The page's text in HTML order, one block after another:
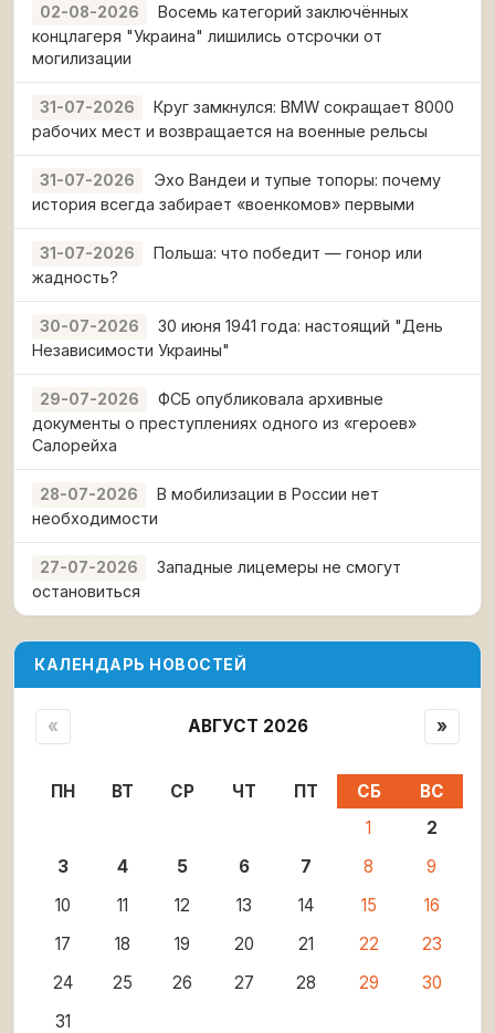
02-08-2026
Восемь категорий заключённых
концлагеря "Украина" лишились отсрочки от
могилизации
31-07-2026
Круг замкнулся: BMW сокращает 8000
рабочих мест и возвращается на военные рельсы
31-07-2026
Эхо Вандеи и тупые топоры: почему
история всегда забирает «военкомов» первыми
31-07-2026
Польша: что победит — гонор или
жадность?
30-07-2026
30 июня 1941 года: настоящий "День
Независимости Украины"
29-07-2026
ФСБ опубликовала архивные
документы о преступлениях одного из «героев»
Салорейха
28-07-2026
В мобилизации в России нет
необходимости
27-07-2026
Западные лицемеры не смогут
остановиться
КАЛЕНДАРЬ НОВОСТЕЙ
« АВГУСТ 2026 »
ПН ВТ СР ЧТ ПТ СБ
ВС
1
2
3
4 5 6 7 8
9
10
11 12 13 14 15
16
17
18 19 20 21 22
23
24
25 26 27 28 29
30
31